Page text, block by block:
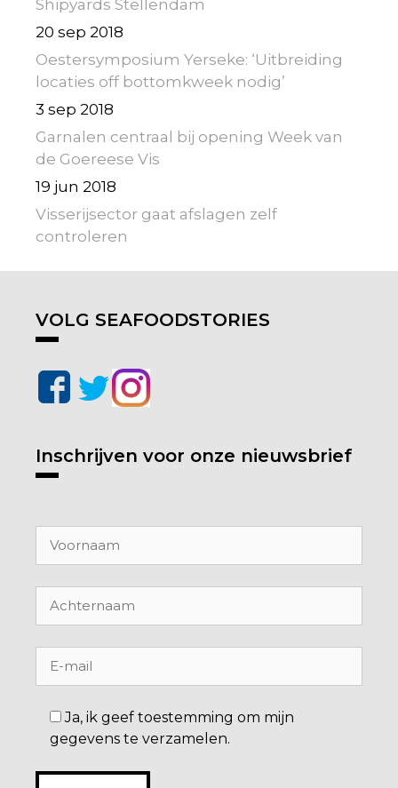
Shipyards Stellendam
20 sep 2018
Oestersymposium Yerseke: ‘Uitbreiding
locaties off bottomkweek nodig’
3 sep 2018
Garnalen centraal bij opening Week van
de Goereese Vis
19 jun 2018
Visserijsector gaat afslagen zelf
controleren
VOLG SEAFOODSTORIES
Inschrijven voor onze nieuwsbrief
Ja, ik geef toestemming om mijn
gegevens te verzamelen.